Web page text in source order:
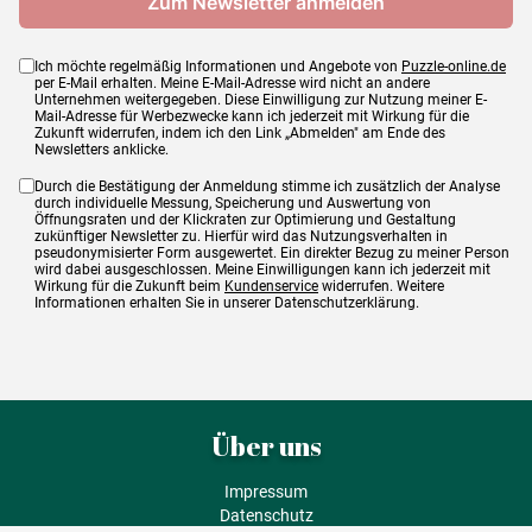
Ich möchte regelmäßig Informationen und Angebote von Puzzle-online.de
per E-Mail erhalten. Meine E-Mail-Adresse wird nicht an andere
Unternehmen weitergegeben. Diese Einwilligung zur Nutzung meiner E-
Mail-Adresse für Werbezwecke kann ich jederzeit mit Wirkung für die
Zukunft widerrufen, indem ich den Link „Abmelden" am Ende des
Newsletters anklicke.
Durch die Bestätigung der Anmeldung stimme ich zusätzlich der Analyse
durch individuelle Messung, Speicherung und Auswertung von
Öffnungsraten und der Klickraten zur Optimierung und Gestaltung
zukünftiger Newsletter zu. Hierfür wird das Nutzungsverhalten in
pseudonymisierter Form ausgewertet. Ein direkter Bezug zu meiner Person
wird dabei ausgeschlossen. Meine Einwilligungen kann ich jederzeit mit
Wirkung für die Zukunft beim Kundenservice widerrufen. Weitere
Informationen erhalten Sie in unserer Datenschutzerklärung.
Über uns
Impressum
Datenschutz